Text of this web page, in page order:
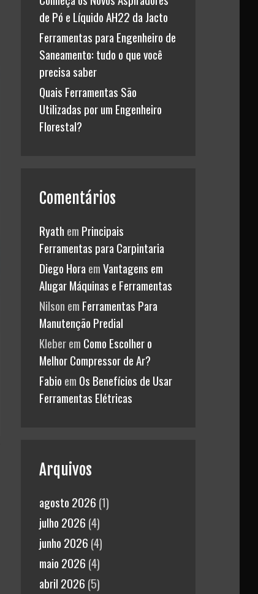
de Pó e Líquido AH22 da Jacto
Ferramentas para Engenheiro de
Saneamento: tudo o que você
precisa saber
Quais Ferramentas São
Utilizadas por um Engenheiro
Florestal?
Comentários
Ryath em Principais
Ferramentas para Carpintaria
Diego Hora emVantagens em
Alugar Máquinas e Ferramentas
Nilson em Ferramentas Para
Manutenção Predial
Kleberem Como Escolher o
Melhor Compressor de Ar?
Fabio em Os Benefícios de Usar
Ferramentas Elétricas
Arquivos
agosto 2026 (1)
julho 2026 (4)
junho 2026 (4)
maio 2026 (4)
abril 2026 (5)